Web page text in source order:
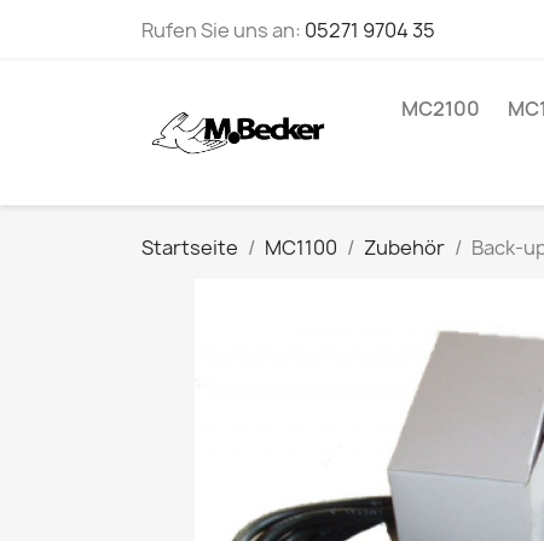
Rufen Sie uns an: 05271 9704 35
MC2100
Startseite MC1100 Zubehör Back-